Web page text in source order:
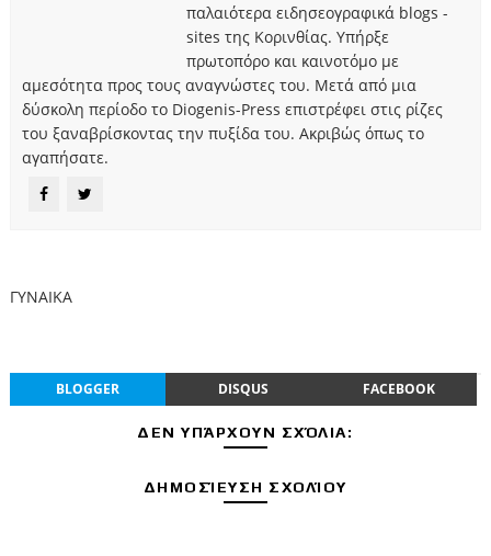
παλαιότερα ειδησεογραφικά blogs -
sites της Κορινθίας. Υπήρξε
πρωτοπόρο και καινοτόμο με
αμεσότητα προς τους αναγνώστες του. Μετά από μια
δύσκολη περίοδο το Diogenis-Press επιστρέφει στις ρίζες
του ξαναβρίσκοντας την πυξίδα του. Ακριβώς όπως το
αγαπήσατε.
ΓΥΝΑΙΚΑ
BLOGGER DISQUS FACEBOOK
ΔΕΝ ΥΠΆΡΧΟΥΝ ΣΧΌΛΙΑ:
ΔΗΜΟΣΊΕΥΣΗ ΣΧΟΛΊΟΥ